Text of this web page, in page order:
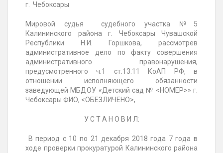
г. Чебоксары
Мировой судья судебногоучастка №5
Калининского района г. Чебоксары Чувашской
Республики Н.И. Горшкова, рассмотрев
административное дело по факту совершения
административного правонарушения,
предусмотренного ч.1 ст.13.11 КоАП РФ, в
отношении исполняющего обязанности
заведующей МБДОУ «Детский сад № <НОМЕР>» г.
Чебоксары ФИО, <ОБЕЗЛИЧЕНО>,
У С Т А Н О В И Л:
В период с 10 по 21 декабря 2018 года 7года в
ходе проверки прокуратурой Калининского района